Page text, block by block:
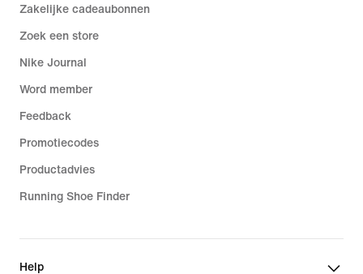
Zakelijke cadeaubonnen
Zoek een store
Nike Journal
Word member
Feedback
Promotiecodes
Productadvies
Running Shoe Finder
Help